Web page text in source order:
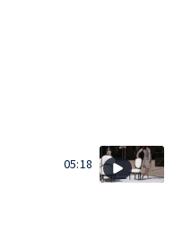
05:18